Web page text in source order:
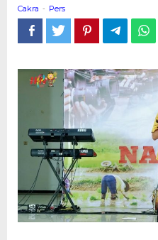
di
Gedung
Cakra - Pers